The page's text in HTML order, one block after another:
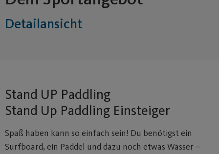
Detailansicht
Stand UP Paddling
Stand Up Paddling Einsteiger
Spaß haben kann so einfach sein! Du benötigst ein
Surfboard, ein Paddel und dazu noch etwas Wasser –